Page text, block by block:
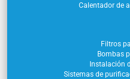
Calentador de
Filtros
Bombas
Instalación
Sistemas de